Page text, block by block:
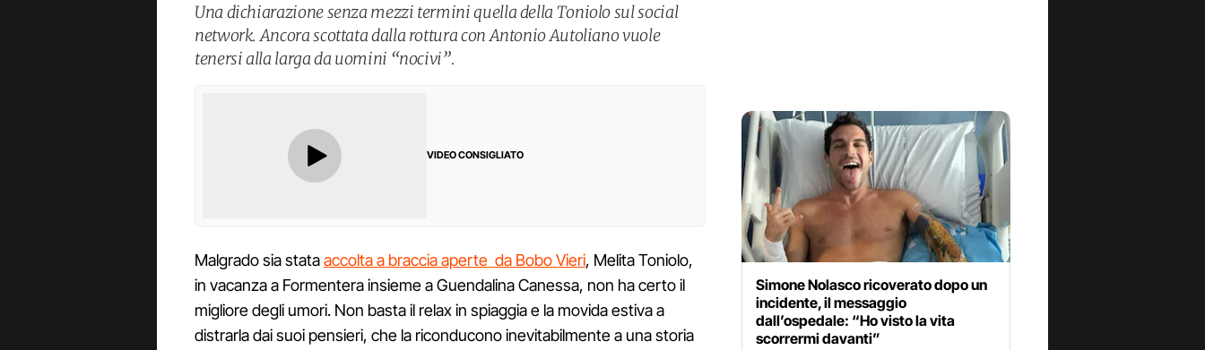
Una dichiarazione senza mezzi termini quella della Toniolo sul social
network. Ancora scottata dalla rottura con Antonio Autoliano vuole
tenersi alla larga da uomini “nocivi”.
VIDEO CONSIGLIATO
Malgrado sia stataaccolta a braccia aperte da Bobo Vieri, Melita Toniolo,
in vacanza a Formentera insieme a Guendalina Canessa, non ha certo il
migliore degli umori. Non basta il relax in spiaggia e la movida estiva a
distrarla dai suoi pensieri, che la riconducono inevitabilmente a una storia
Simone Nolasco ricoverato dopo un
incidente, il messaggio
dall’ospedale: “Ho visto la vita
scorrermi davanti”